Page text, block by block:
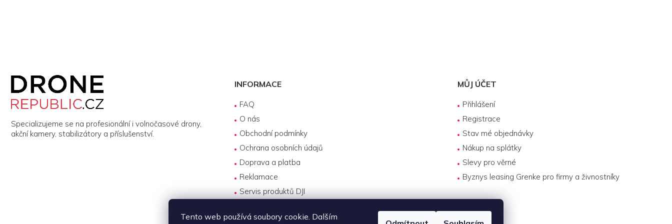
Tento web používá soubory cookie. Dalším
Specializujeme se na profesionální i volnočasové drony,
akční kamery, stabilizátory a příslušenství.
INFORMACE
FAQ
O nás
Obchodní podmínky
Ochrana osobních údajů
Doprava a platba
Reklamace
Servis produktů DJI
MŮJ ÚČET
Přihlášení
Registrace
Stav mé objednávky
Nákup na splátky
Slevy pro věrné
Byznys leasing Grenke pro firmy a živnostníky